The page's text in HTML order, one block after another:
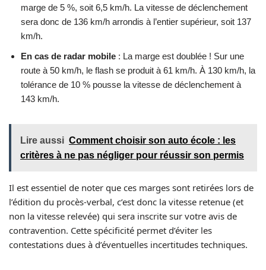
marge de 5 %, soit 6,5 km/h. La vitesse de déclenchement
sera donc de 136 km/h arrondis à l’entier supérieur, soit 137
km/h.
En cas de radar mobile : La marge est doublée ! Sur une
route à 50 km/h, le flash se produit à 61 km/h. À 130 km/h, la
tolérance de 10 % pousse la vitesse de déclenchement à
143 km/h.
Lire aussi Comment choisir son auto école : les
critères à ne pas négliger pour réussir son permis
Il est essentiel de noter que ces marges sont retirées lors de
l’édition du procès-verbal, c’est donc la vitesse retenue (et
non la vitesse relevée) qui sera inscrite sur votre avis de
contravention. Cette spécificité permet d’éviter les
contestations dues à d’éventuelles incertitudes techniques.